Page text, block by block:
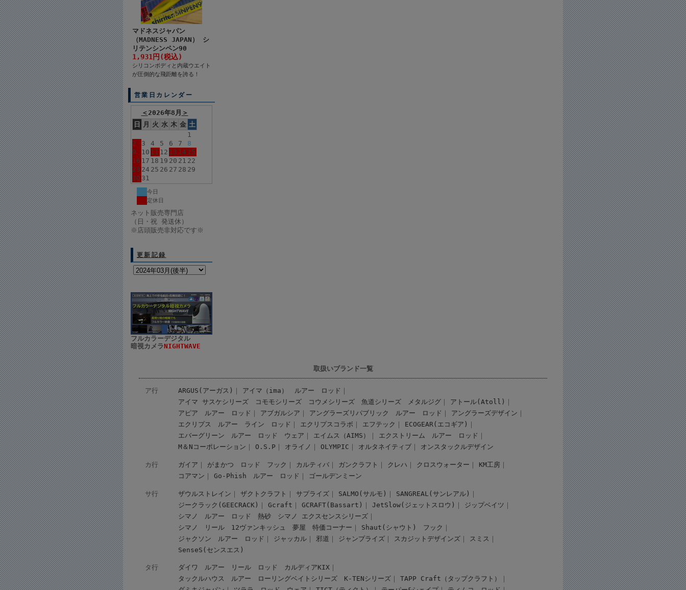
マドネスジャパン
（MADNESS JAPAN） シ
リテンシンペン90
1,931円(税込)
シリコンボディと内蔵ウエイト
が圧倒的な飛距離を誇る！
営業日カレンダー
＜ 2026年8月 ＞
日
月 火 水 木 金 土
1
2
3 4 5 6 7
8
9
10 11 12 13 14 15
16 17 18 19 20 21 22
23 24 25 26 27 28 29
30 31
今日
定休日
ネット販売専門店
（日・祝 発送休）
※店頭販売非対応です※
更新記録
フルカラーデジタル
暗視カメラNIGHTWAVE
取扱いブランド一覧
ア行 ARGUS(アーガス) アイマ（ima） ルアー
ロッド
アイマ サスケシリーズ
コモモシリーズ コウメシリーズ 魚道シリーズ メタルジグ
アトール(Atoll)
アピア ルアー
ロッド アブガルシア アングラーズリパブリック ルアー ロッド
アングラーズデザイン
エクリプス ルアー
ライン ロッド エクリプスコラボ エフテック
ECOGEAR(エコギア)
エバーグリーン ルアー
ロッド ウェア エイムス（AIMS） エクストリーム ルアー
ロッド
M＆Nコーポレーション
O.S.P オライノ OLYMPIC オルタネイティブ オンスタックルデザイン
カ行 ガイア がまかつ ロッド フック カルティバ ガンクラフト クレハ クロスウォーター
KM工房
コアマン
Go-Phish ルアー ロッド ゴールデンミーン
サ行 ザウルストレイン ザクトクラフト サプライズ SALMO(サルモ)
SANGREAL(サンレアル)
ジークラック(GEECRACK)
Gcraft GCRAFT(Bassart) JetSlow(ジェットスロウ)
ジップベイツ
シマノ ルアー
ロッド 熱砂
シマノ エクスセンスシリーズ
シマノ リール
12ヴァンキッシュ 夢屋 特価コーナー Shaut(シャウト)
フック
ジャクソン ルアー
ロッド ジャッカル 邪道 ジャンプライズ スカジットデザインズ
スミス
SenseS(センスエス)
タ行 ダイワ ルアー リール ロッド
カルディアKIX
タックルハウス ルアー
ローリングベイトシリーズ K-TENシリーズ
TAPP Craft（タップクラフト）